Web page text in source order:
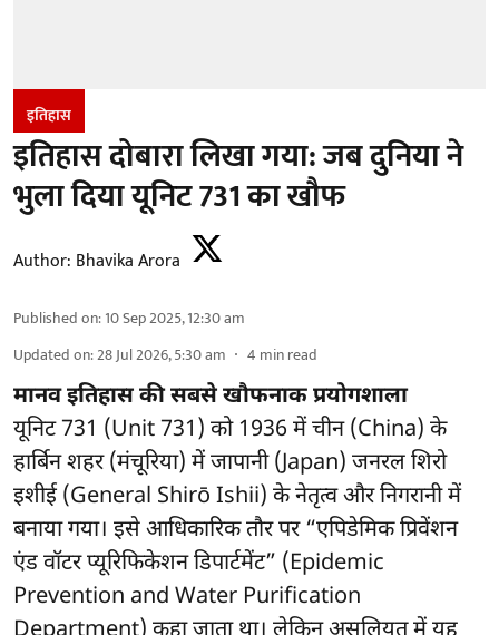
इतिहास
इतिहास दोबारा लिखा गया: जब दुनिया ने
भुला दिया यूनिट 731 का खौफ
Author: Bhavika Arora
Published on:10 Sep 2025, 12:30 am
Updated on:28 Jul 2026, 5:30 am 4 min read
मानव इतिहास की सबसे खौफनाक प्रयोगशाला
यूनिट 731 (Unit 731) को 1936 में चीन (China) के
हार्बिन शहर (मंचूरिया) में जापानी (Japan) जनरल शिरो
इशीई (General Shirō Ishii) के नेतृत्व और निगरानी में
बनाया गया। इसे आधिकारिक तौर पर “एपिडेमिक प्रिवेंशन
एंड वॉटर प्यूरिफिकेशन डिपार्टमेंट” (Epidemic
Prevention and Water Purification